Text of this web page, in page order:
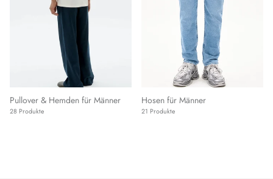
Pullover & Hemden für Männer
28 Produkte
Hosen für Männer
21 Produkte